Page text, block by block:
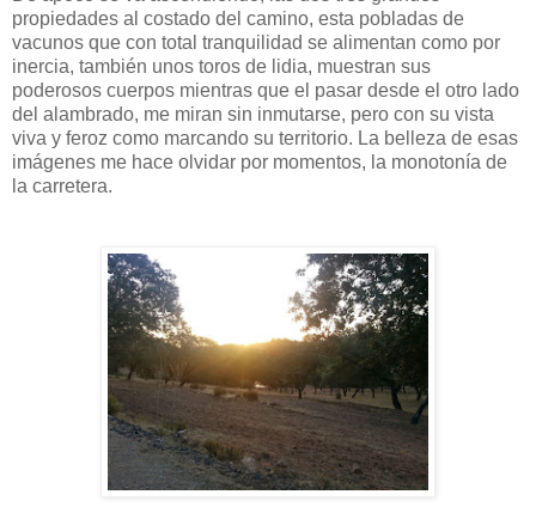
propiedades al costado del camino, esta pobladas de
vacunos que con total tranquilidad se alimentan como por
inercia, también unos toros de lidia, muestran sus
poderosos cuerpos mientras que el pasar desde el otro lado
del alambrado, me miran sin inmutarse, pero con su vista
viva y feroz como marcando su territorio. La belleza de esas
imágenes me hace olvidar por momentos, la monotonía de
la carretera.